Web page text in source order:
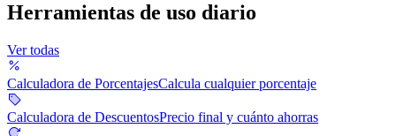
Herramientas de uso diario
Ver todas
Calculadora de PorcentajesCalcula cualquier porcentaje
Calculadora de DescuentosPrecio final y cuánto ahorras